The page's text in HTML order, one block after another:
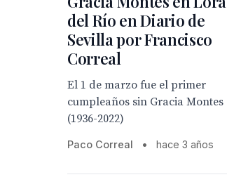
del Río en Diario de
Sevilla por Francisco
Correal
El 1 de marzo fue el primer
cumpleaños sin Gracia Montes
(1936-2022)
Paco Correal • hace 3 años